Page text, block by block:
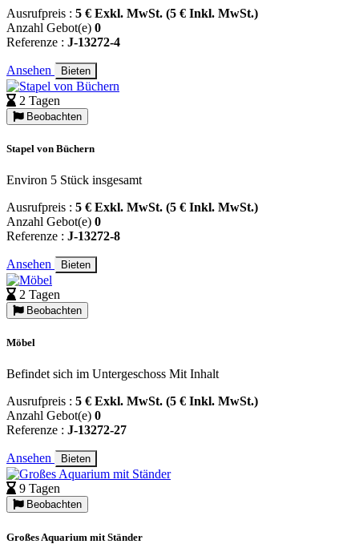
Ausrufpreis : 5 € Exkl. MwSt. (5 € Inkl. MwSt.)
Anzahl Gebot(e) 0
Referenze : J-13272-4
Ansehen Bieten
2 Tagen
Beobachten
Stapel von Büchern
Environ 5 Stück insgesamt
Ausrufpreis : 5 € Exkl. MwSt. (5 € Inkl. MwSt.)
Anzahl Gebot(e) 0
Referenze : J-13272-8
Ansehen Bieten
2 Tagen
Beobachten
Möbel
Befindet sich im Untergeschoss Mit Inhalt
Ausrufpreis : 5 € Exkl. MwSt. (5 € Inkl. MwSt.)
Anzahl Gebot(e) 0
Referenze : J-13272-27
Ansehen Bieten
9 Tagen
Beobachten
Großes Aquarium mit Ständer